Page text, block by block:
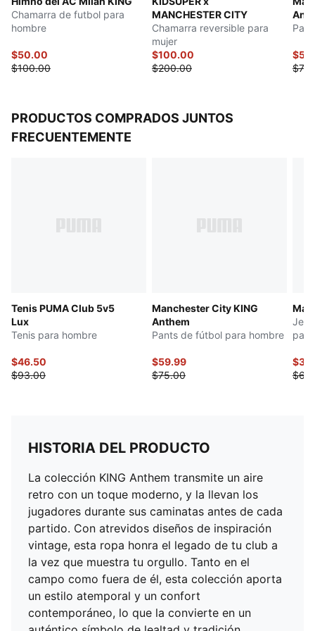
Largo: Chamarra estándar
Detalles del Club y PUMA
Chamarra de futbol para
hombre
$50.00
$100.00
MANCHESTER CITY
Chamarra reversible para
mujer
$100.00
$200.00
PRODUCTOS COMPRADOS JUNTOS
FRECUENTEMENTE
Tenis PUMA Club 5v5
Lux
Tenis para hombre
$46.50
$93.00
Manchester City KING
Anthem
Pants de fútbol para hombre
$59.99
$75.00
HISTORIA DEL PRODUCTO
La colección KING Anthem transmite un aire
retro con un toque moderno, y la llevan los
jugadores durante sus caminatas antes de cada
partido. Con atrevidos diseños de inspiración
vintage, esta ropa honra el legado de tu club a
la vez que muestra tu orgullo. Tanto en el
campo como fuera de él, esta colección aporta
un estilo atemporal y un confort
contemporáneo, lo que la convierte en un